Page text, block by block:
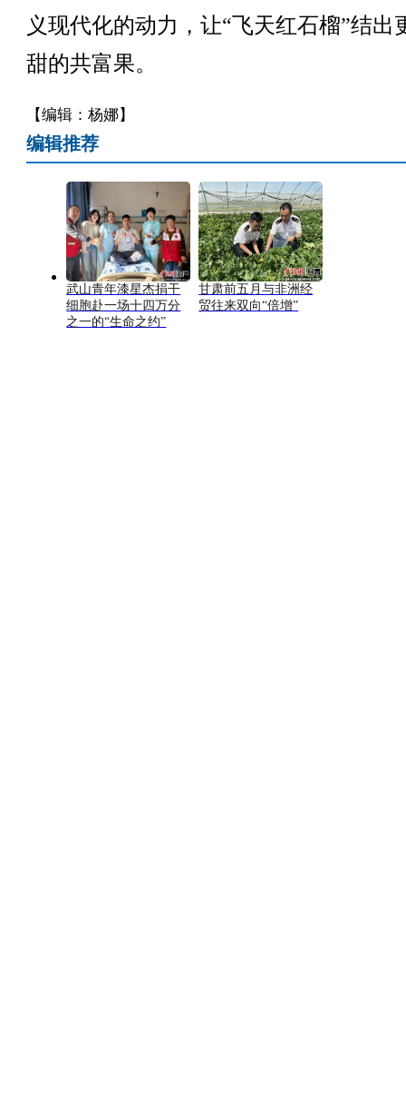
义现代化的动力，让“飞天红石榴”结出
甜的共富果。
【编辑：杨娜】
编辑推荐
武山青年漆星杰捐干
细胞赴一场十四万分
之一的“生命之约”
甘肃前五月与非洲经
贸往来双向“倍增”